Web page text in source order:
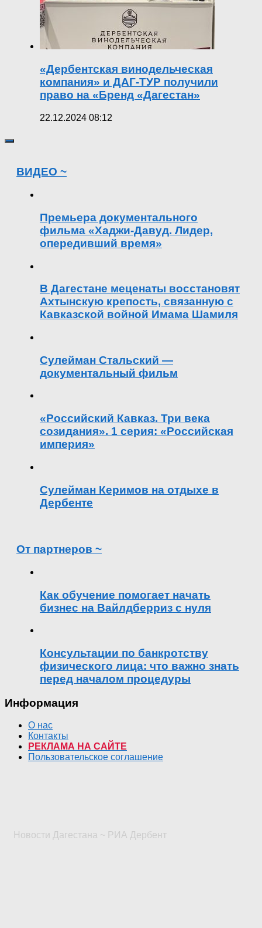
«Дербентская винодельческая
компания» и ДАГ-ТУР получили
право на «Бренд «Дагестан»
22.12.2024 08:12
ВИДЕО ~
Премьера документального
фильма «Хаджи-Давуд. Лидер,
опередивший время»
В Дагестане меценаты восстановят
Ахтынскую крепость, связанную с
Кавказской войной Имама Шамиля
Сулейман Стальский —
документальный фильм
«Российский Кавказ. Три века
созидания». 1 серия: «Российская
империя»
Сулейман Керимов на отдыхе в
Дербенте
От партнеров ~
Как обучение помогает начать
бизнес на Вайлдберриз с нуля
Консультации по банкротству
физического лица: что важно знать
перед началом процедуры
Информация
О нас
Контакты
РЕКЛАМА НА САЙТЕ
Пользовательское соглашение
Новости Дагестана ~ РИА Дербент